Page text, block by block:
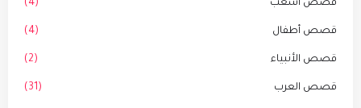
قصص أشعب (4)
قصص أطفال (4)
قصص الأنبياء (2)
قصص العرب (31)